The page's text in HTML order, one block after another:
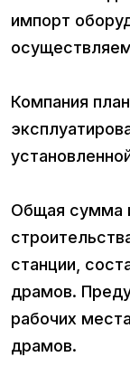
импорт
Компания
Общая сумма
станции,
драмов.
рабочих
драмов.